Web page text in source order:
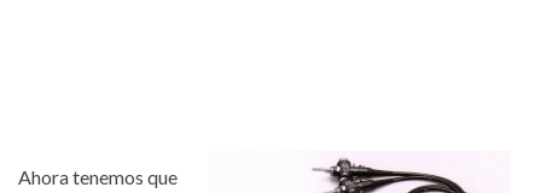
Ahora tenemos que